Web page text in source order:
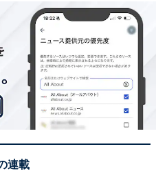
録画 チューナー内蔵 Alexa
連載